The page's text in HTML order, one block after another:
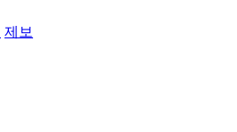
제보